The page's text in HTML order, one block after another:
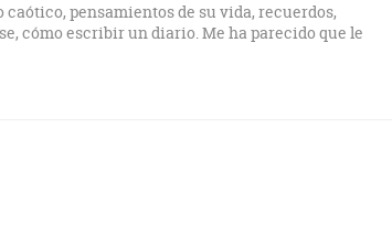
caótico, pensamientos de su vida, recuerdos,
cómo escribir un diario. Me ha parecido que le